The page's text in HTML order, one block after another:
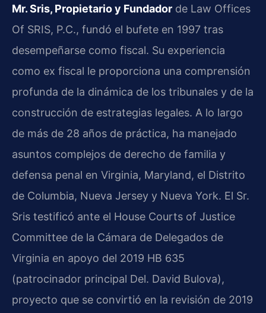
Mr. Sris, Propietario y Fundador de Law Offices
Of SRIS, P.C., fundó el bufete en 1997 tras
desempeñarse como fiscal. Su experiencia
como ex fiscal le proporciona una comprensión
profunda de la dinámica de los tribunales y de la
construcción de estrategias legales. A lo largo
de más de 28 años de práctica, ha manejado
asuntos complejos de derecho de familia y
defensa penal en Virginia, Maryland, el Distrito
de Columbia, Nueva Jersey y Nueva York. El Sr.
Sris testificó ante el House Courts of Justice
Committee de la Cámara de Delegados de
Virginia en apoyo del 2019 HB 635
(patrocinador principal Del. David Bulova),
proyecto que se convirtió en la revisión de 2019